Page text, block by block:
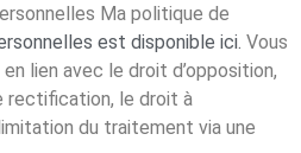
Ma politique de
est disponible ici. Vous
lien avec le droit d’opposition,
rectification, le droit à
du traitement via une